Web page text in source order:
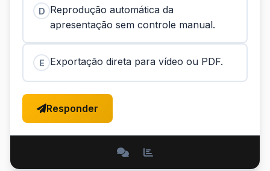
D Reprodução automática da
apresentação sem controle manual.
E Exportação direta para vídeo ou PDF.
Responder